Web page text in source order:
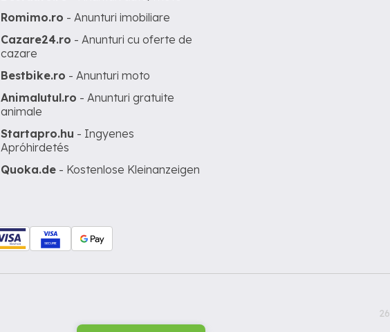
Romimo.ro - Anunturi imobiliare
Cazare24.ro - Anunturi cu oferte de
cazare
Bestbike.ro - Anunturi moto
Animalutul.ro - Anunturi gratuite
animale
Startapro.hu - Ingyenes
Apróhirdetés
Quoka.de - Kostenlose Kleinanzeigen